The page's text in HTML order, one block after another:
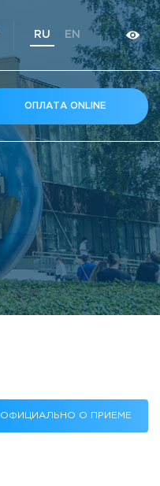
RU EN
ОПЛАТА ONLINE
ОФИЦИАЛЬНО О ПРИЕМЕ